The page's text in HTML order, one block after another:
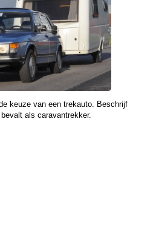
keuze van een trekauto. Beschrijf
als caravantrekker.